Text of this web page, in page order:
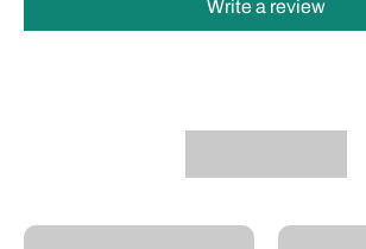
Write a review